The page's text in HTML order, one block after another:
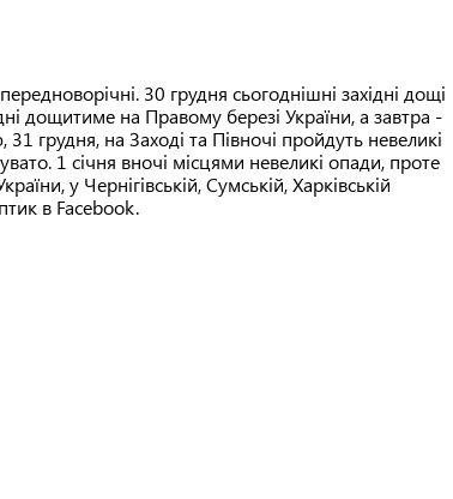
30 грудня сьогоднішні західні дощі
дощитиме на Правому березі України, а завтра -
грудня, на Заході та Півночі пройдуть невеликі
1 січня вночі місцями невеликі опади, проте
у Чернігівській, Сумській, Харківській
в Facebook.